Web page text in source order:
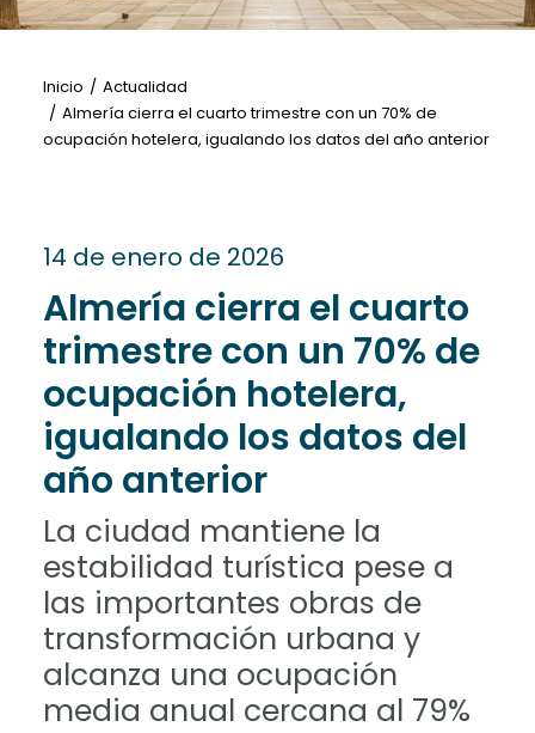
Inicio
Actualidad
Almería cierra el cuarto trimestre con un 70% de
ocupación hotelera, igualando los datos del año anterior
14 de enero de 2026
Almería cierra el cuarto
trimestre con un 70% de
ocupación hotelera,
igualando los datos del
año anterior
La ciudad mantiene la
estabilidad turística pese a
las importantes obras de
transformación urbana y
alcanza una ocupación
media anual cercana al 79%